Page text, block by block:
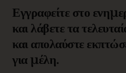
Εγγραφείτε στο
και λάβετε τα
και απολαύστε
για μέλη.